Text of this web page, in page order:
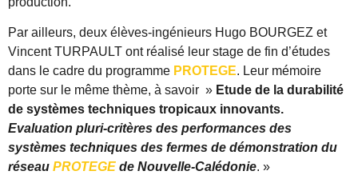
Par ailleurs, deux élèves-ingénieurs Hugo BOURGEZ et
Vincent TURPAULT ont réalisé leur stage de fin d’études
dans le cadre du programme PROTEGE. Leur mémoire
porte sur le même thème, à savoir » Etude de la durabilité
de systèmes techniques tropicaux innovants.
Evaluation pluri-critères des performances des
systèmes techniques des fermes de démonstration du
réseau PROTEGE de Nouvelle-Calédonie. »